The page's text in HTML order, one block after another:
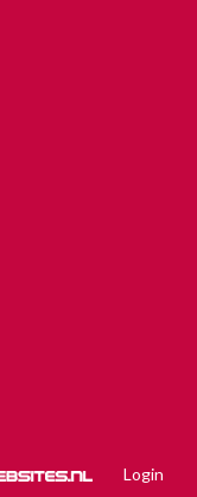
Login